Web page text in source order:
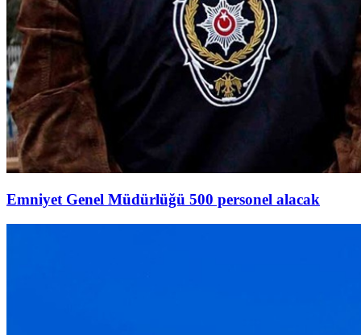
Emniyet Genel Müdürlüğü 500 personel alacak